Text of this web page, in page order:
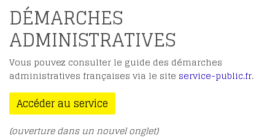
DÉMARCHES
ADMINISTRATIVES
Vous pouvez consulter le guide des démarches
administratives françaises via le site service-public.fr.
Accéder au service
(ouverture dans un nouvel onglet)